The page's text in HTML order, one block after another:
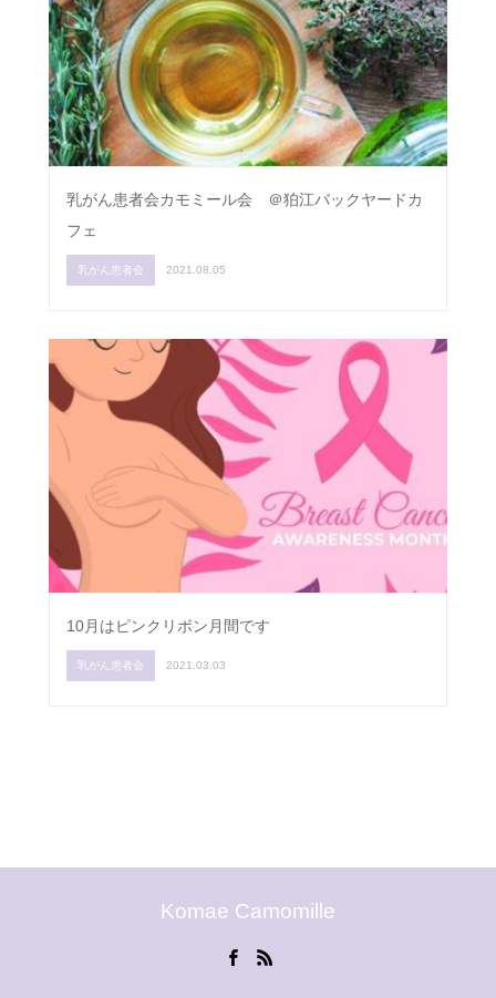
乳がん患者会カモミール会 ＠狛江バックヤードカ
フェ
乳がん患者会 2021.08.05
10月はピンクリボン月間です
乳がん患者会 2021.03.03
Komae Camomille